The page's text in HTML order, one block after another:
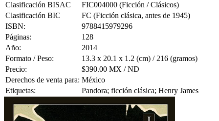
Clasificación BISAC
FIC004000 (Ficción / Clásicos)
Clasificación BIC
FC (Ficción clásica, antes de 1945)
ISBN:
9788415979296
Páginas:
128
Año:
2014
Formato / Peso:
13.3 x 20.1 x 1.2 (cm) / 216 (gramos)
Precio:
$390.00 MX / ND
Derechos de venta para: México
Etiquetas:
Pandora; ficción clásica; Henry James